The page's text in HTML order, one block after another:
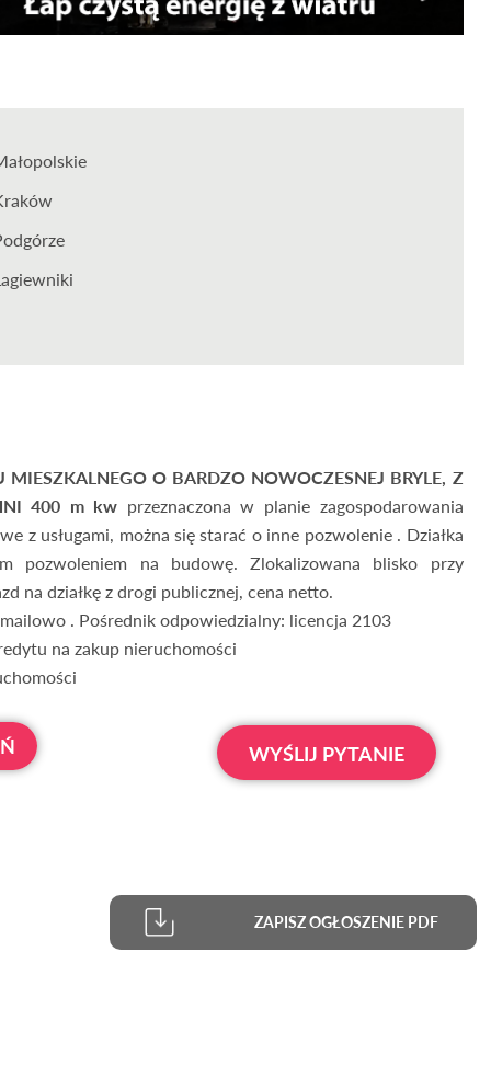
O BARDZO NOWOCZESNEJ BRYLE, Z
400 m kw przeznaczona w planie zagospodarowania
z usługami, można się starać o inne pozwolenie . Działka
pozwoleniem na budowę. Zlokalizowana blisko przy
na działkę z drogi publicznej, cena netto.
. Pośrednik odpowiedzialny: licencja 2103
na zakup nieruchomości
WYŚLIJ PYTANIE
ZAPISZ OGŁOSZENIE PDF